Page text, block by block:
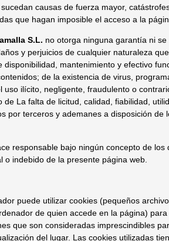
causas de fuerza mayor,
que hagan imposible el acceso a la
S.L. no otorga ninguna garantía ni
y perjuicios de cualquier naturaleza
disponibilidad, mantenimiento y efectivo
de la existencia de virus,
uso ilícito, negligente, fraudulento o
de La falta de licitud, calidad, fiabilidad,
por terceros y ademanes a disposición de
responsable bajo ningún concepto de los
o indebido de la presente página web.
puede utilizar cookies (pequeños
de quien accede en la página)
que son consideradas imprescindibles
del lugar. Las cookies utilizadas